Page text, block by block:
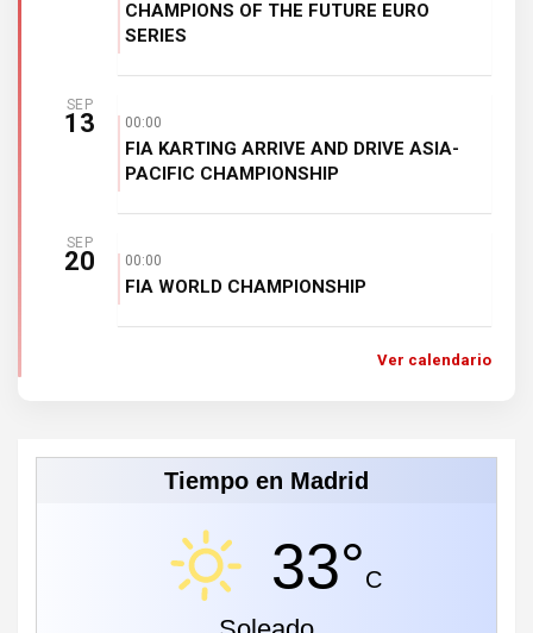
CHAMPIONS OF THE FUTURE EURO
SERIES
SEP
13 00:00
FIA KARTING ARRIVE AND DRIVE ASIA-
PACIFIC CHAMPIONSHIP
SEP
20 00:00
FIA WORLD CHAMPIONSHIP
Ver calendario
Tiempo en Madrid
33°C